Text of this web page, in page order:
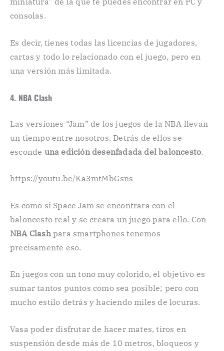
consolas.
Es decir, tienes todas las licencias de jugadores,
cartas y todo lo relacionado con el juego, pero en
una versión más limitada.
4. NBA Clash
Las versiones “Jam” de los juegos de la NBA llevan
un tiempo entre nosotros. Detrás de ellos se
esconde una edición desenfadada del baloncesto.
https://youtu.be/Ka3mtMbGsns
Es como si Space Jam se encontrara con el
baloncesto real y se creara un juego para ello. Con
NBA Clashpara smartphones tenemos
precisamente eso.
En juegos con un tono muy colorido, el objetivo es
sumar tantos puntos como sea posible; pero con
mucho estilo detrás y haciendo miles de locuras.
Vasa poder disfrutar de hacer mates, tiros en
suspensión desde más de 10 metros, bloqueos y